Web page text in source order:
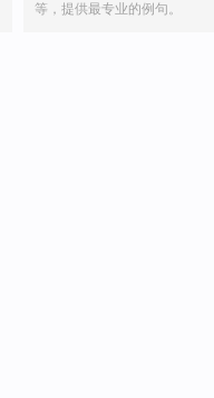
等，提供最专业的例句。